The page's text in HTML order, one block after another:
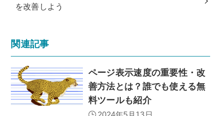
を改善しよう
関連記事
ページ表示速度の重要性・改
善方法とは？誰でも使える無
料ツールも紹介